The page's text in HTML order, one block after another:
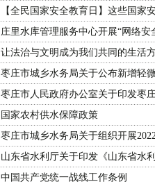
【全民国家安全教育日】这些国家
庄里水库管理服务中心开展“网络
让法治与文明成为我们共同的生活
枣庄市城乡水务局关于公布新增轻
枣庄市人民政府办公室关于印发枣
国家农村供水保障政策
枣庄市城乡水务局关于组织开展
山东省水利厅关于印发《山东省水
中国共产党统一战线工作条例